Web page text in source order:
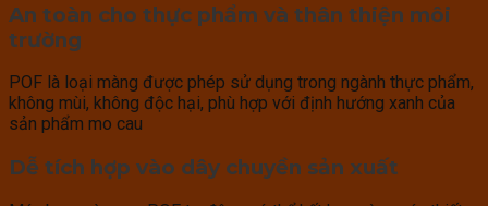
An toàn cho thực phẩm và thân thiện môi
trường
POF là loại màng được phép sử dụng trong ngành thực phẩm,
không mùi, không độc hại, phù hợp với định hướng xanh của
sản phẩm mo cau
Dễ tích hợp vào dây chuyền sản xuất